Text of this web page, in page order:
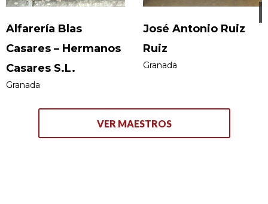
Alfarería Blas
Casares – Hermanos
Casares S.L.
Granada
José Antonio Ruiz
Ruiz
Granada
VER MAESTROS